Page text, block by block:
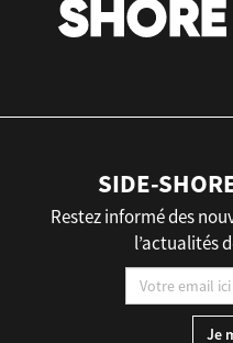
SIDE-
Restez informé des
l’actualités